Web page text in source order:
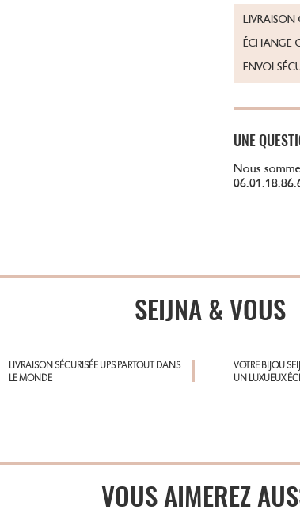
LIVRAISON
ÉCHANGE
ENVOI
UNE
Nous
SEIJNA & VOUS
LIVRAISON SÉCURISÉE UPS PARTOUT DANS
LE MONDE
VOTRE BIJOU
UN LUXUEUX
VOUS AIMEREZ